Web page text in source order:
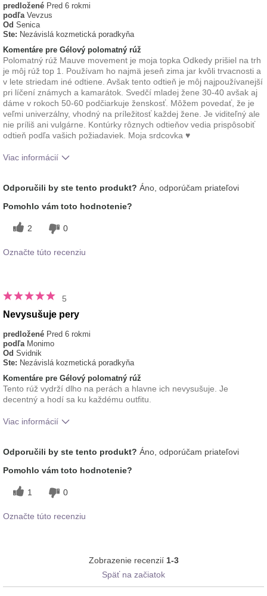
predložené Pred 6 rokmi
podľa Vevzus
Od Senica
Ste: Nezávislá kozmetická poradkyňa
Komentáre pre Gélový polomatný rúž
Polomatný rúž Mauve movement je moja topka Odkedy prišiel na trh
je môj rúž top 1. Používam ho najmä jeseň zima jar kvôli trvacnosti a
v lete striedam iné odtiene. Avšak tento odtieň je môj najpoužívanejší
pri líčení známych a kamarátok. Svedčí mladej žene 30-40 avšak aj
dáme v rokoch 50-60 podčiarkuje ženskosť. Môžem povedať, že je
veľmi univerzálny, vhodný na príležitosť každej žene. Je viditeľný ale
nie príliš ani vulgárne. Kontúrky rôznych odtieňov vedia prispôsobiť
odtieň podľa vašich požiadaviek. Moja srdcovka ♥️
Viac informácií
značkami dekoratívnej kozmetiky, ktoré ste
vyskúšali?
Odporučili by ste tento produkt? Áno, odporúčam priateľovi
Pomohlo vám toto hodnotenie?
2 0
Označte túto recenziu
5
Nevysušuje pery
predložené Pred 6 rokmi
podľa Monimo
Od Svidnik
Ste: Nezávislá kozmetická poradkyňa
Komentáre pre Gélový polomatný rúž
Tento rúž vydrží dlho na perách a hlavne ich nevysušuje. Je
decentný a hodí sa ku každému outfitu.
Viac informácií
značkami dekoratívnej kozmetiky, ktoré ste
vyskúšali?
Odporučili by ste tento produkt? Áno, odporúčam priateľovi
Pomohlo vám toto hodnotenie?
1 0
Označte túto recenziu
Zobrazenie recenzií 1-3
Späť na začiatok